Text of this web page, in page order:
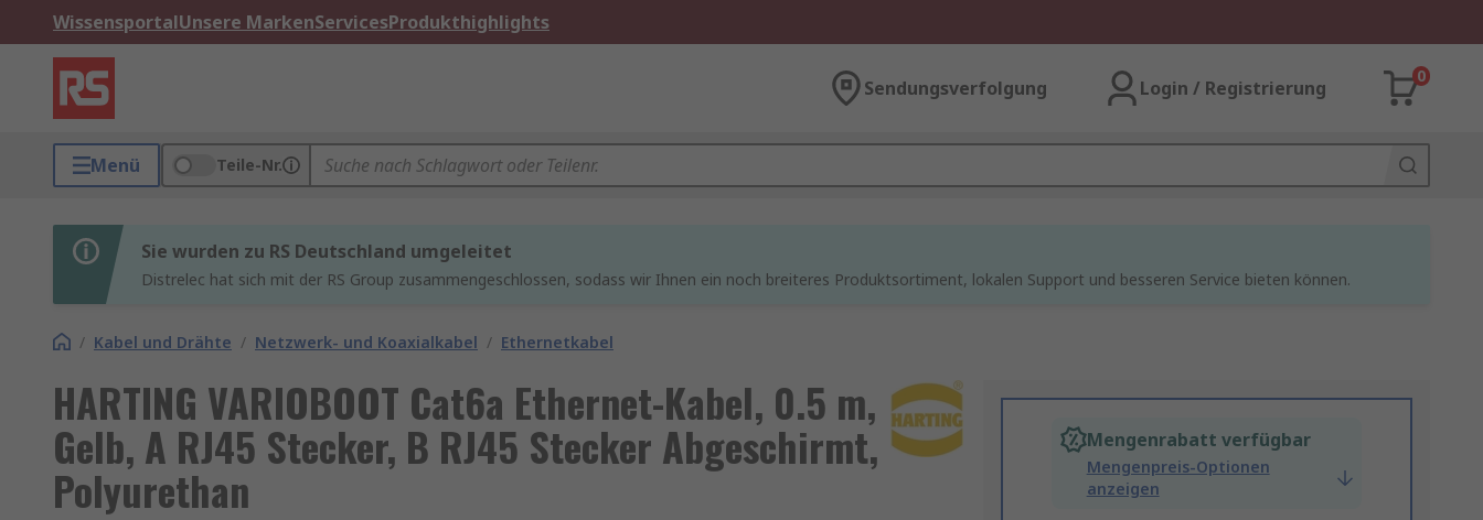
WissensportalUnsere MarkenServicesProdukthighlights
Sendungsverfolgung Login / Registrierung
0
Menü Teile-Nr.
Sie wurden zu RS Deutschland umgeleitet
Distrelec hat sich mit der RS Group zusammengeschlossen, sodass wir Ihnen ein noch breiteres Produktsortiment, lokalen Support und besseren Service bieten können.
/ Kabel und Drähte / Netzwerk- und Koaxialkabel / Ethernetkabel
HARTING VARIOBOOT Cat6a Ethernet-Kabel, 0.5 m,
Gelb, A RJ45 Stecker, B RJ45 Stecker Abgeschirmt,
Polyurethan
Mengenrabatt verfügbar
Mengenpreis-Optionen
anzeigen